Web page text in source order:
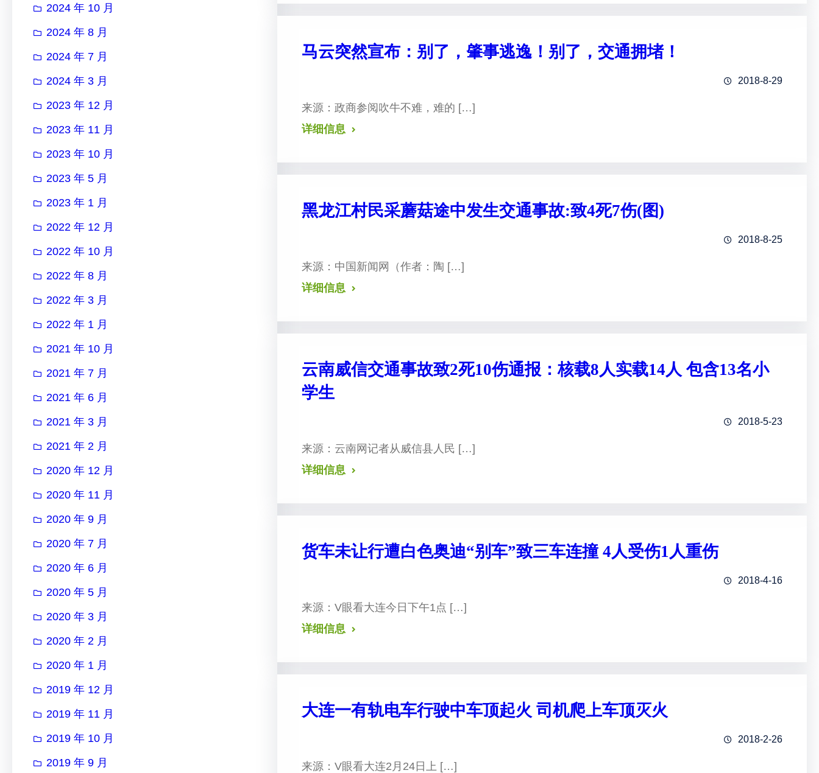
2024 年 10 月
2024 年 8 月
2024 年 7 月
2024 年 3 月
2023 年 12 月
2023 年 11 月
2023 年 10 月
2023 年 5 月
2023 年 1 月
2022 年 12 月
2022 年 10 月
2022 年 8 月
2022 年 3 月
2022 年 1 月
2021 年 10 月
2021 年 7 月
2021 年 6 月
2021 年 3 月
2021 年 2 月
2020 年 12 月
2020 年 11 月
2020 年 9 月
2020 年 7 月
2020 年 6 月
2020 年 5 月
2020 年 3 月
2020 年 2 月
2020 年 1 月
2019 年 12 月
2019 年 11 月
2019 年 10 月
2019 年 9 月
马云突然宣布：别了，肇事逃逸！别了，交通拥堵！
2018-8-29
来源：政商参阅 吹牛不难，难的 […]
详细信息
黑龙江村民采蘑菇途中发生交通事故:致4死7伤(图)
2018-8-25
来源：中国新闻网 （作者：陶 […]
详细信息
云南威信交通事故致2死10伤通报：核载8人实载14人 包含13名小
学生
2018-5-23
来源：云南网 记者从威信县人民 […]
详细信息
货车未让行遭白色奥迪“别车”致三车连撞 4人受伤1人重伤
2018-4-16
来源：V眼看大连 今日下午1点 […]
详细信息
大连一有轨电车行驶中车顶起火 司机爬上车顶灭火
2018-2-26
来源：V眼看大连 2月24日上 […]